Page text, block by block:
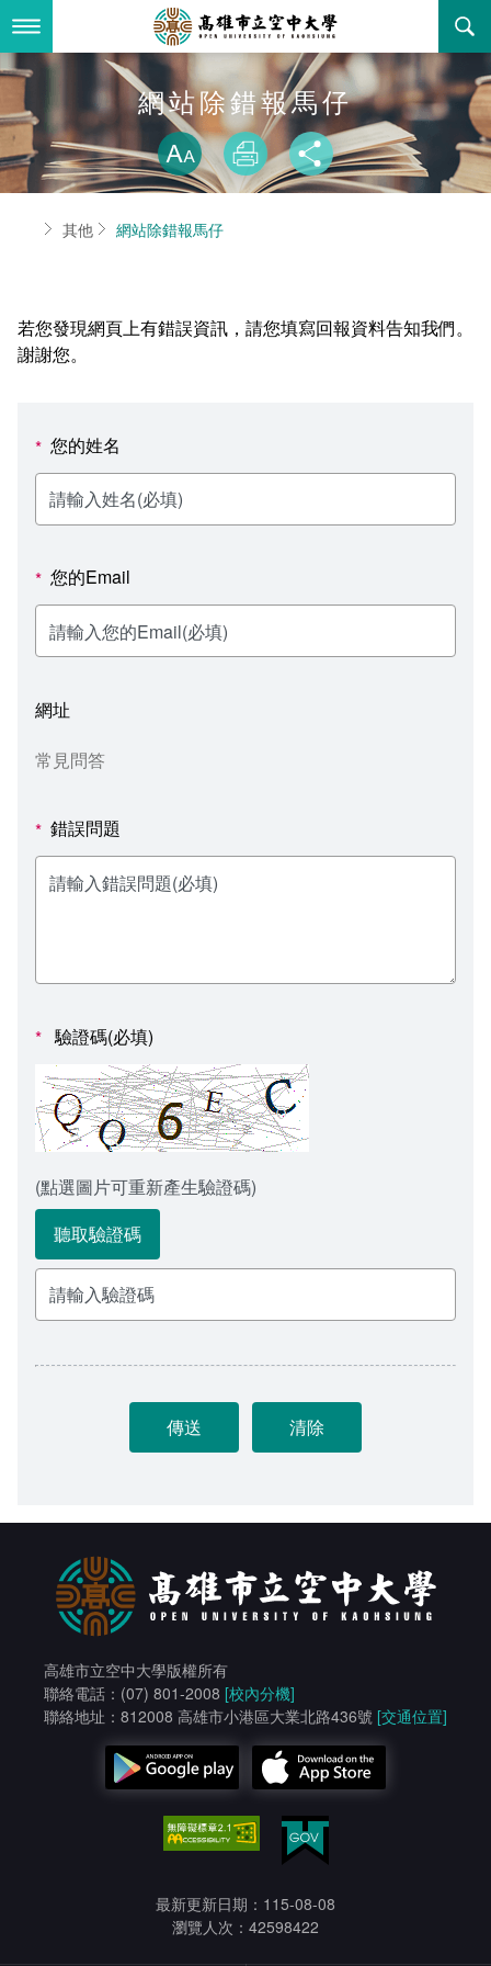
到
要
內最新消息
全部公告
教務公告
學系公告
活動研習
歷史訊息
新聞媒體專區
校園行事曆
報名系統
線上報名查詢
關於本校
空大簡介
立案證明
空大有利的學習條件
環境設備
本校位置
資訊圖像化專區
活動花絮
影音資訊
行政單位
行政單位簡介
校長室
教務處課務組
學習指導中心
輔導處
研發處
秘書處出納組
教學媒體處
電算中心
人事室
學術單位
通識教育中心
法律學系
大眾傳播學系
外國語文學系
文化藝術學系
健康管理與促進學系
其他好站
資訊相關法規
校務資訊
新生報名
在學資訊
校務系統
課程大綱
網路選課
校園行事曆
校內系統
資訊服務線上報修系統
消耗品申請
教室‧會議室預約系統
問卷調查
法令規章
政府公開資訊
意見信箱
各單位意見信箱
諮詢信箱進度查詢
影音資訊
網站除錯報馬仔
略過字型切
放大
列印 分享
首頁其他 網站除錯報馬仔
若您發現網頁上有錯誤資訊，請您填寫回報資料告知我們。
謝謝您。
* 您的姓名
* 您的Email
網址
常見問答
* 錯誤問題
* 驗證碼(必填)
(點選圖片可重新產生驗證碼)
聽取驗證碼
高雄市立空中大學版權所有
聯絡電話：(07) 801-2008 [校內分機]
聯絡地址：812008 高雄市小港區大業北路436號 [交通位置]
最新更新日期：115-08-08
瀏覽人次：42598422